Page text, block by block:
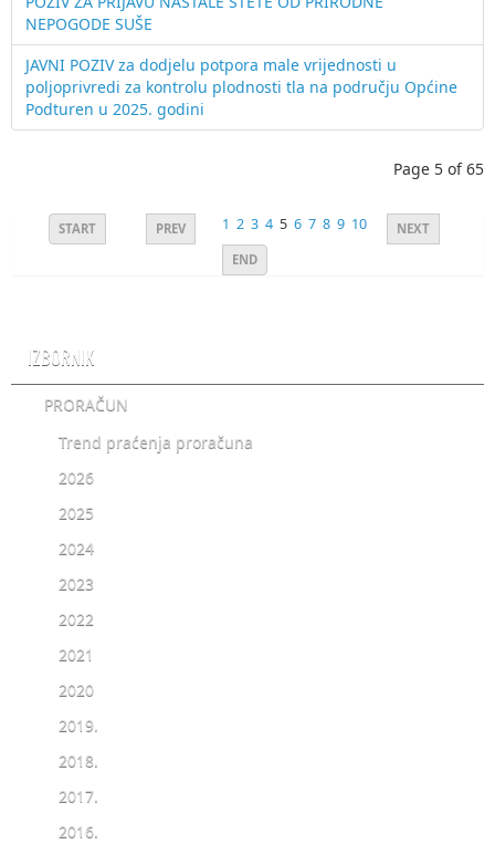
NEPOGODE SUŠE
JAVNI POZIV za dodjelu potpora male vrijednosti u
poljoprivredi za kontrolu plodnosti tla na području Općine
Podturen u 2025. godini
Page 5 of 65
START PREV 1 2 3 4 5 6 7 8 9 10
NEXT
END
IZBORNIK
PRORAČUN
Trend praćenja proračuna
2026
2025
2024
2023
2022
2021
2020
2019.
2018.
2017.
2016.